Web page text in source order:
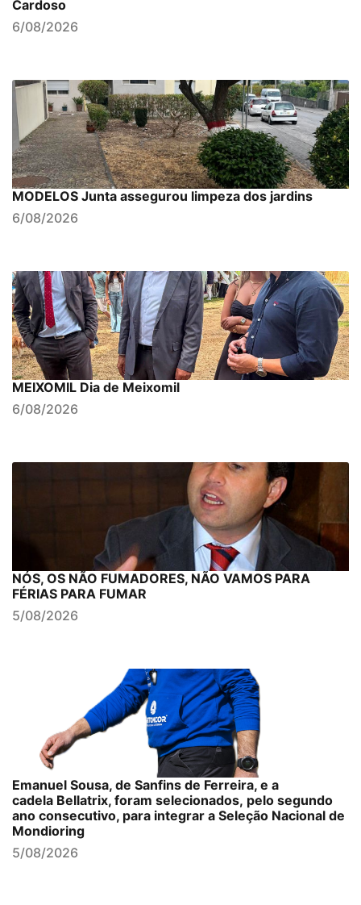
Cardoso
6/08/2026
MODELOS Junta assegurou limpeza dos jardins
6/08/2026
MEIXOMIL Dia de Meixomil
6/08/2026
NÓS, OS NÃO FUMADORES, NÃO VAMOS PARA
FÉRIAS PARA FUMAR
5/08/2026
Emanuel Sousa, de Sanfins de Ferreira, e a
cadela Bellatrix, foram selecionados, pelo segundo
ano consecutivo, para integrar a Seleção Nacional de
Mondioring
5/08/2026